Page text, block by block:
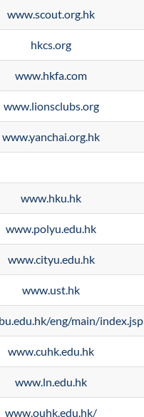
www.scout.org.hk
hkcs.org
www.hkfa.com
www.lionsclubs.org
www.yanchai.org.hk
www.hku.hk
www.polyu.edu.hk
www.cityu.edu.hk
www.ust.hk
eng/main/index.jsp
www.cuhk.edu.hk
www.ln.edu.hk
www.ouhk.edu.hk/